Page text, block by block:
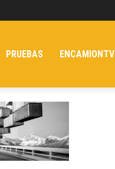
PRUEBAS ENCAMIONTV